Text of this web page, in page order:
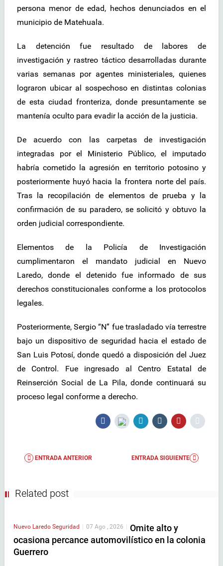
persona menor de edad, hechos denunciados en el
municipio de Matehuala.
La detención fue resultado de labores de
investigación y rastreo táctico desarrolladas durante
varias semanas por agentes ministeriales, quienes
lograron ubicar al sospechoso en distintas colonias
de esta ciudad fronteriza, donde presuntamente se
mantenía oculto para evadir la acción de la justicia.
De acuerdo con las carpetas de investigación
integradas por el Ministerio Público, el imputado
habría cometido la agresión en territorio potosino y
posteriormente huyó hacia la frontera norte del país.
Tras la recopilación de elementos de prueba y la
confirmación de su paradero, se solicitó y obtuvo la
orden judicial correspondiente.
Elementos de la Policía de Investigación
cumplimentaron el mandato judicial en Nuevo
Laredo, donde el detenido fue informado de sus
derechos constitucionales conforme a los protocolos
legales.
Posteriormente, Sergio “N” fue trasladado vía terrestre
bajo un dispositivo de seguridad hacia el estado de
San Luis Potosí, donde quedó a disposición del Juez
de Control. Fue ingresado al Centro Estatal de
Reinserción Social de La Pila, donde continuará su
proceso legal conforme a derecho.
ENTRADA ANTERIOR ENTRADA SIGUIENTE
Related post
Nuevo Laredo Seguridad 07 Ago , 2026
Omite alto y
ocasiona percance automovilístico en la colonia
Guerrero